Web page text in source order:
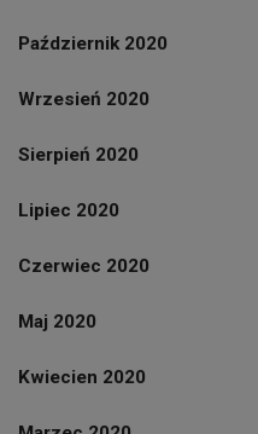
Październik 2020
Wrzesień 2020
Sierpień 2020
Lipiec 2020
Czerwiec 2020
Maj 2020
Kwiecien 2020